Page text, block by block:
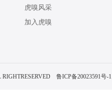
虎嗅风采
加入虎嗅
鲁ICP备20023591号-1